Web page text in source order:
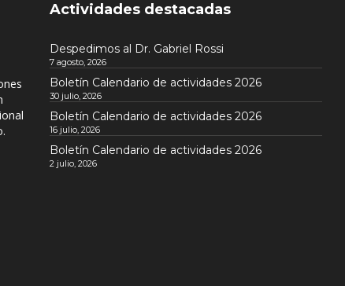
Actividades destacadas
Despedimos al Dr. Gabriel Rossi
7 agosto, 2026
Boletín Calendario de actividades 2026
30 julio, 2026
Boletín Calendario de actividades 2026
16 julio, 2026
Boletín Calendario de actividades 2026
2 julio, 2026